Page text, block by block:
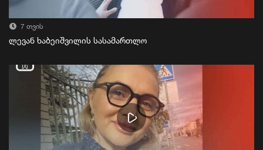
7 თვის
ლევან ხაბეიშვილის სასამართლო